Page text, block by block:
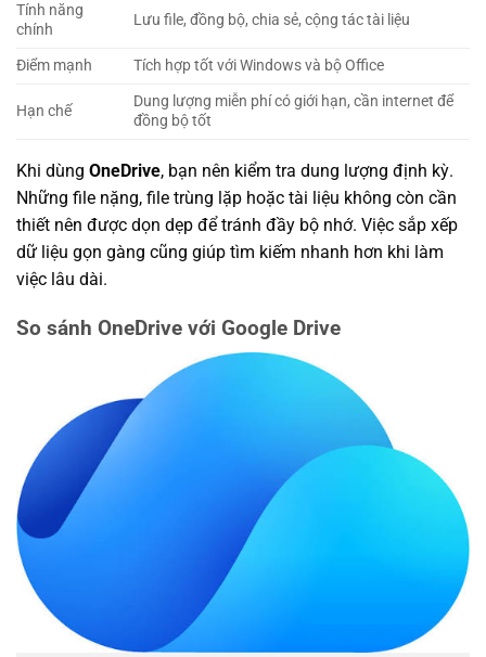
Tính năng
chính
Lưu file, đồng bộ, chia sẻ, cộng tác tài liệu
Điểm mạnh Tích hợp tốt với Windows và bộ Office
Hạn chế
Dung lượng miễn phí có giới hạn, cần internet để
đồng bộ tốt
Khi dùng OneDrive, bạn nên kiểm tra dung lượng định kỳ.
Những file nặng, file trùng lặp hoặc tài liệu không còn cần
thiết nên được dọn dẹp để tránh đầy bộ nhớ. Việc sắp xếp
dữ liệu gọn gàng cũng giúp tìm kiếm nhanh hơn khi làm
việc lâu dài.
So sánh OneDrive với Google Drive